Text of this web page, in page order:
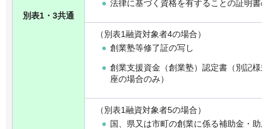
別表1・3共通
法律に基づく資格を有することの証明書
（別表1融資対象者4の場合）
創業塾等修了証の写し
創業支援資金（創業塾）認定書（別記様
座の場合のみ）
（別表1融資対象者5の場合）
国、県又は市町の創業に係る補助金・助